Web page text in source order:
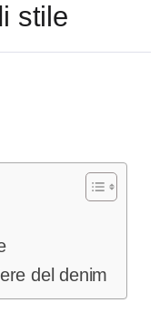
stile
del denim